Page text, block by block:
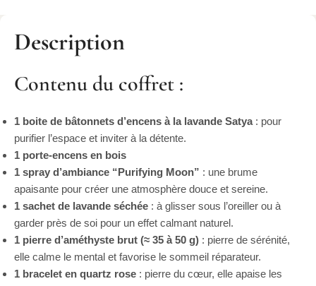
Description
Contenu du coffret :
1 boite de bâtonnets d’encens à la lavande Satya: pour
purifier l’espace et inviter à la détente.
1 porte-encens en bois
1 spray d’ambiance “Purifying Moon” : une brume
apaisante pour créer une atmosphère douce et sereine.
1 sachet de lavande séchée : à glisser sous l’oreiller ou à
garder près de soi pour un effet calmant naturel.
1 pierre d’améthyste brut (≈ 35 à 50 g) : pierre de sérénité,
elle calme le mental et favorise le sommeil réparateur.
1 bracelet en quartz rose : pierre du cœur, elle apaise les